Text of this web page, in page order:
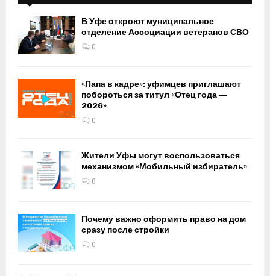
В Уфе откроют муниципальное
отделение Ассоциации ветеранов СВО
0
«Папа в кадре»: уфимцев приглашают
побороться за титул «Отец года —
2026»
0
Жители Уфы могут воспользоваться
механизмом «Мобильный избиратель»
0
Почему важно оформить право на дом
сразу после стройки
0